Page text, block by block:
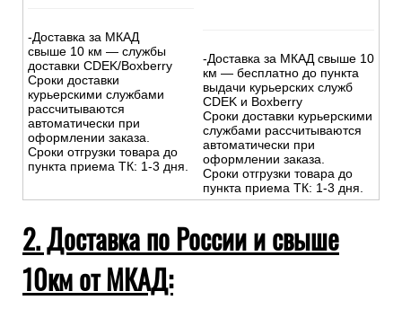
-Доставка за МКАД
свыше 10 км — службы
доставки CDEK/Boxberry
Сроки доставки
курьерскими службами
рассчитываются
автоматически при
оформлении заказа.
Сроки отгрузки товара до
пункта приема ТК: 1-3 дня.
-Доставка за МКАД свыше 10
км — бесплатно до пункта
выдачи курьерских служб
CDEK и Boxberry
Сроки доставки курьерскими
службами рассчитываются
автоматически при
оформлении заказа.
Сроки отгрузки товара до
пункта приема ТК: 1-3 дня.
2. Доставка по России и свыше
10км от МКАД: